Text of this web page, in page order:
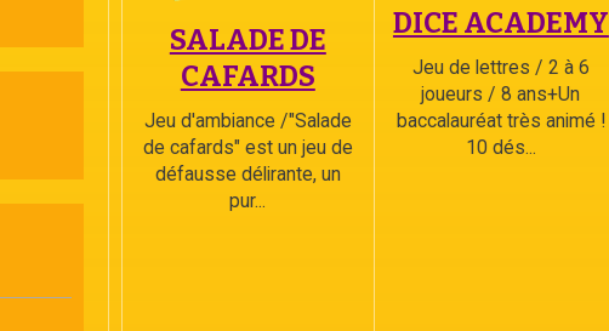
SALADE DE
CAFARDS
Jeu d'ambiance /"Salade
de cafards" est un jeu de
défausse délirante, un
pur...
DICE ACADEMY
Jeu de lettres / 2 à 6
joueurs / 8 ans+Un
baccalauréat très animé !
10 dés...